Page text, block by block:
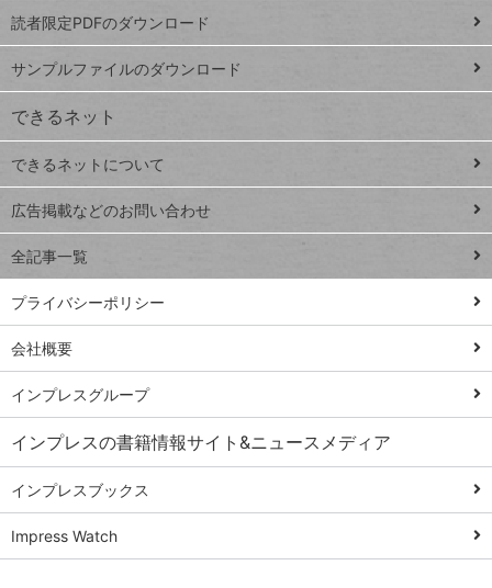
ート
iPhone
VLOOKUP
close
閉じ
る
ペ
ジ
連載
Excel Q&A
トイアンナ流仕
事術
PowerAutomate
ではじめる業務
の完全自動化
AI議事録作成術
Windows 11
Q&A
Teams踏み込み
活用術
Excel講師の仕事
術
読者限定PDFのダウンロード
サンプルファイルのダウンロード
できるネット
できるネットについて
広告掲載などのお問い合わせ
全記事一覧
プライバシーポリシー
会社概要
インプレスグループ
インプレスの書籍情報サイト&ニュースメディア
インプレスブックス
Impress Watch